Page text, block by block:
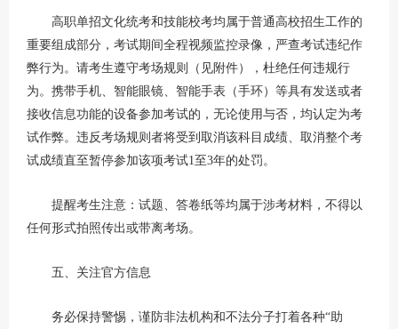
高职单招文化统考和技能校考均属于普通高校招生工作的
重要组成部分，考试期间全程视频监控录像，严查考试违纪作
弊行为。请考生遵守考场规则（见附件），杜绝任何违规行
为。携带手机、智能眼镜、智能手表（手环）等具有发送或者
接收信息功能的设备参加考试的，无论使用与否，均认定为考
试作弊。违反考场规则者将受到取消该科目成绩、取消整个考
试成绩直至暂停参加该项考试1至3年的处罚。
提醒考生注意：试题、答卷纸等均属于涉考材料，不得以
任何形式拍照传出或带离考场。
五、关注官方信息
务必保持警惕，谨防非法机构和不法分子打着各种“助